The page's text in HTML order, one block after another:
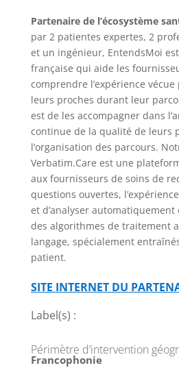
Partenaire de l’écosystème
par 2 patientes expertes, 2
et un ingénieur, EntendsMoi
française qui aide les
comprendre l’expérience
leurs proches durant leur
est de les accompagner dans
continue de la qualité de leurs
l’organisation des parcours.
Verbatim.Care est une
aux fournisseurs de soins de
questions ouvertes,
et d’analyser automatiquement
des algorithmes de traitement
langage, spécialement
patient.
SITE INTERNET DU
Label(s) :
Périmètre d’intervention
Francophonie